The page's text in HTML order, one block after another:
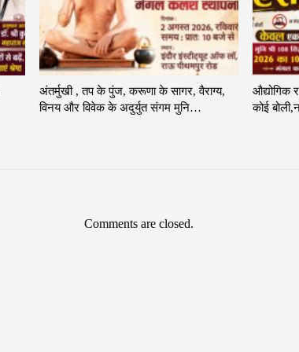
अंतर्मुखी , तप के पुंज, करूणा के सागर, वैराग्य,
विनय और विवेक के अदुर्युत संगम मुनि…
औद्योगिक
कोई
Comments are closed.